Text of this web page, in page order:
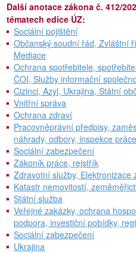
Další anotace zákona č. 412/
tématech edice ÚZ:
Sociální pojištění
Občanský soudní řád, Zvláštní
Mediace
Ochrana spotřebitele,
ČOI, Služby informační
Cizinci, Azyl, Ukrajina, Státní
Vnitřní správa
Ochrana zdraví
Pracovněprávní předpisy,
náhrady, odbory, inspekce
Sociální zabezpečení
Zákoník práce, rejstřík
Zdravotní služby, Elektronizace
Katastr nemovitostí,
Státní služba
Veřejné zakázky, ochrana
podpora, investiční pobídky,
Sociální zabezpečení
Ukrajina